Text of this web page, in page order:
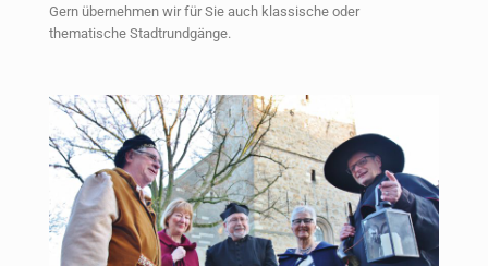
Gern übernehmen wir für Sie auch klassische oder
thematische Stadtrundgänge.